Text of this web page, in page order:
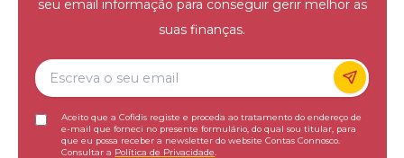
seu email informação para conseguir gerir melhor as
suas finanças.
Aceito que a Cofidis registe e proceda ao tratamento do endereço de
e-mail que forneci no presente formulário, do qual sou titular, para
que eu possa receber a newsletter do website Contas Connosco.
Consultar a Política de Privacidade